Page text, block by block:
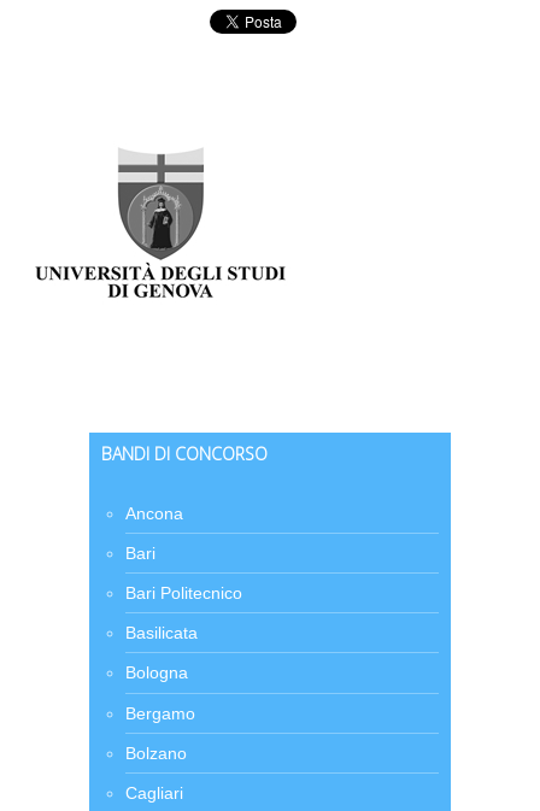
BANDI DI CONCORSO
Ancona
Bari
Bari Politecnico
Basilicata
Bologna
Bergamo
Bolzano
Cagliari